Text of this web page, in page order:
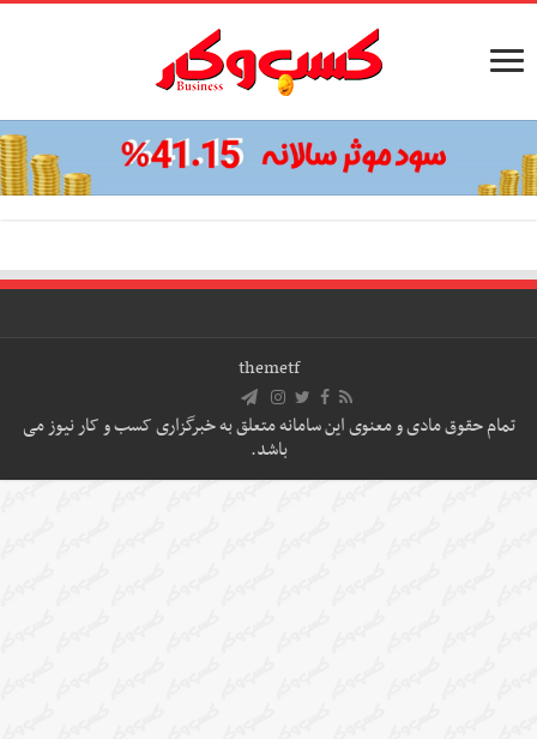
themetf
تمام حقوق مادی و معنوی این سامانه متعلق به خبرگزاری کسب و کار نیوز می
باشد.